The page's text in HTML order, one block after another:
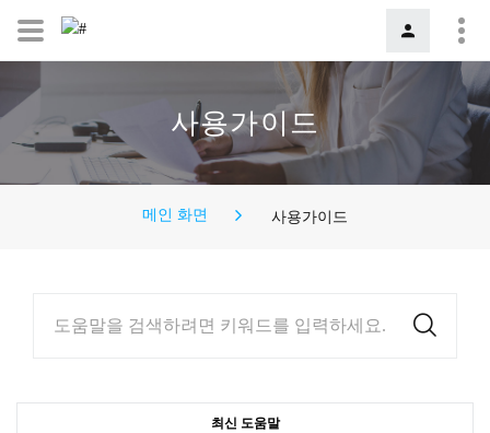
사용가이드
메인 화면 사용가이드
도움말을 검색하려면 키워드를 입력하세요.
최신 도움말